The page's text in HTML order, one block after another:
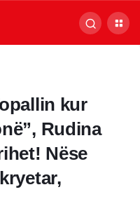
kur
Rudina
Nëse